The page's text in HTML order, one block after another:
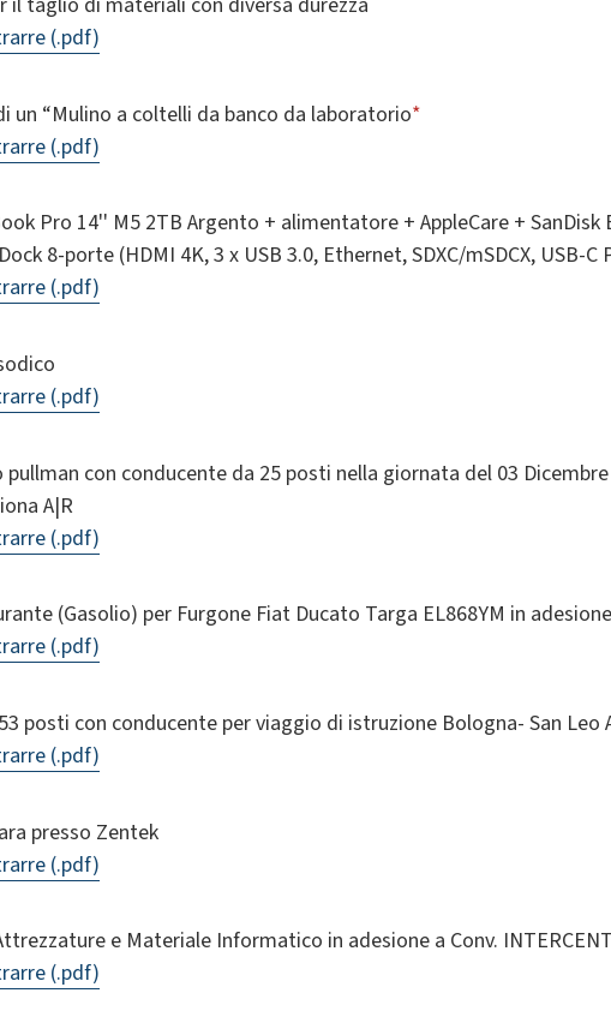
(.pdf)
un “Mulino a coltelli da banco da laboratorio*
(.pdf)
Pro 14'' M5 2TB Argento + alimentatore + AppleCare + SanDisk
8-porte (HDMI 4K, 3 x USB 3.0, Ethernet, SDXC/mSDCX, USB-C
(.pdf)
(.pdf)
con conducente da 25 posti nella giornata del 03
A|R
(.pdf)
(Gasolio) per Furgone Fiat Ducato Targa EL868YM in
(.pdf)
posti con conducente per viaggio di istruzione Bologna- San Leo
(.pdf)
presso Zentek
(.pdf)
e Materiale Informatico in adesione a Conv.
(.pdf)